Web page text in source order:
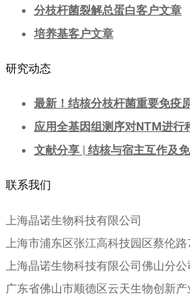
分枝杆菌裂解总蛋白客户文章
培养基客户文章
研究动态
最新！结核分枝杆菌重要免疫
应用全基因组测序对NTM进行
文献分享 | 结核与宿主互作及
联系我们
上海晶诺生物科技有限公司
上海市浦东区张江高科技园区蔡伦
上海晶诺生物科技有限公司佛山分公
广东省佛山市顺德区云天生物创新